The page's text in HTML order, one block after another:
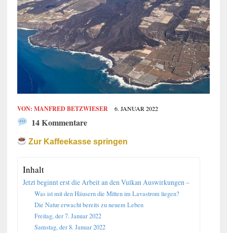
VON: MANFRED BETZWIESER 6. JANUAR 2022
14 Kommentare
Zur Kaffeekasse springen
Inhalt
Jetzt beginnt erst die Arbeit an den Vulkan Auswirkungen –
Was ist mit den Häusern die Mitten im Lavastrom liegen?
Die Natur erwacht bereits zu neuem Leben
Freitag, der 7. Januar 2022
Samstag, der 8. Januar 2022